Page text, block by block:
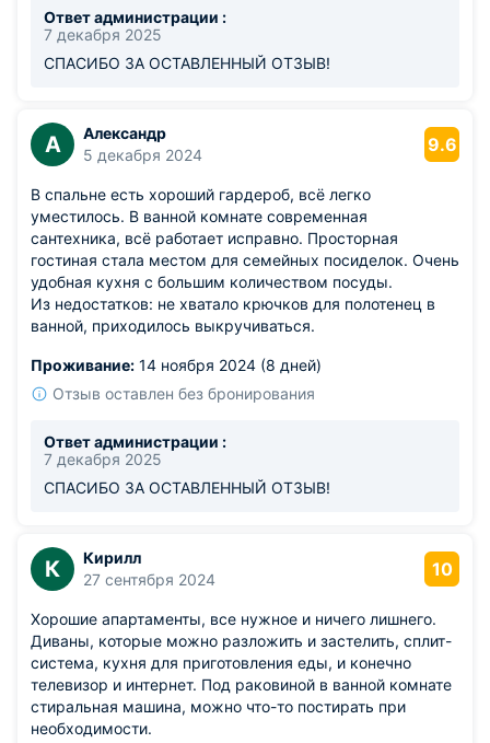
Ответ администрации :
7 декабря 2025
СПАСИБО ЗА ОСТАВЛЕННЫЙ ОТЗЫВ!
А
Александр
5 декабря 2024
9.6
В спальне есть хороший гардероб, всё легко
уместилось. В ванной комнате современная
сантехника, всё работает исправно. Просторная
гостиная стала местом для семейных посиделок. Очень
удобная кухня с большим количеством посуды.
Из недостатков: не хватало крючков для полотенец в
ванной, приходилось выкручиваться.
Проживание: 14 ноября 2024 (8 дней)
Отзыв оставлен без бронирования
Ответ администрации :
7 декабря 2025
СПАСИБО ЗА ОСТАВЛЕННЫЙ ОТЗЫВ!
К
Кирилл
27 сентября 2024
10
Хорошие апартаменты, все нужное и ничего лишнего.
Диваны, которые можно разложить и застелить, сплит-
система, кухня для приготовления еды, и конечно
телевизор и интернет. Под раковиной в ванной комнате
стиральная машина, можно что-то постирать при
необходимости.